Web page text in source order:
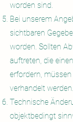
worden sind.
Bei unserem
sichtbaren
worden. Sollten
auftreten, die
erfordern,
verhandelt werden.
Technische
objektbedingt